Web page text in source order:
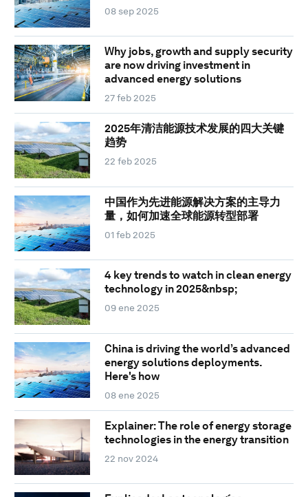
08 sep 2025
Why jobs, growth and supply security
are now driving investment in
advanced energy solutions
27 feb 2025
2025年清洁能源技术发展的四大关键
趋势
22 feb 2025
中国作为先进能源解决方案的主导力
量，如何加速全球能源转型部署
01 feb 2025
4 key trends to watch in clean energy
technology in 2025&nbsp;
09 ene 2025
China is driving the world’s advanced
energy solutions deployments.
Here's how
08 ene 2025
Explainer: The role of energy storage
technologies in the energy transition
22 nov 2024